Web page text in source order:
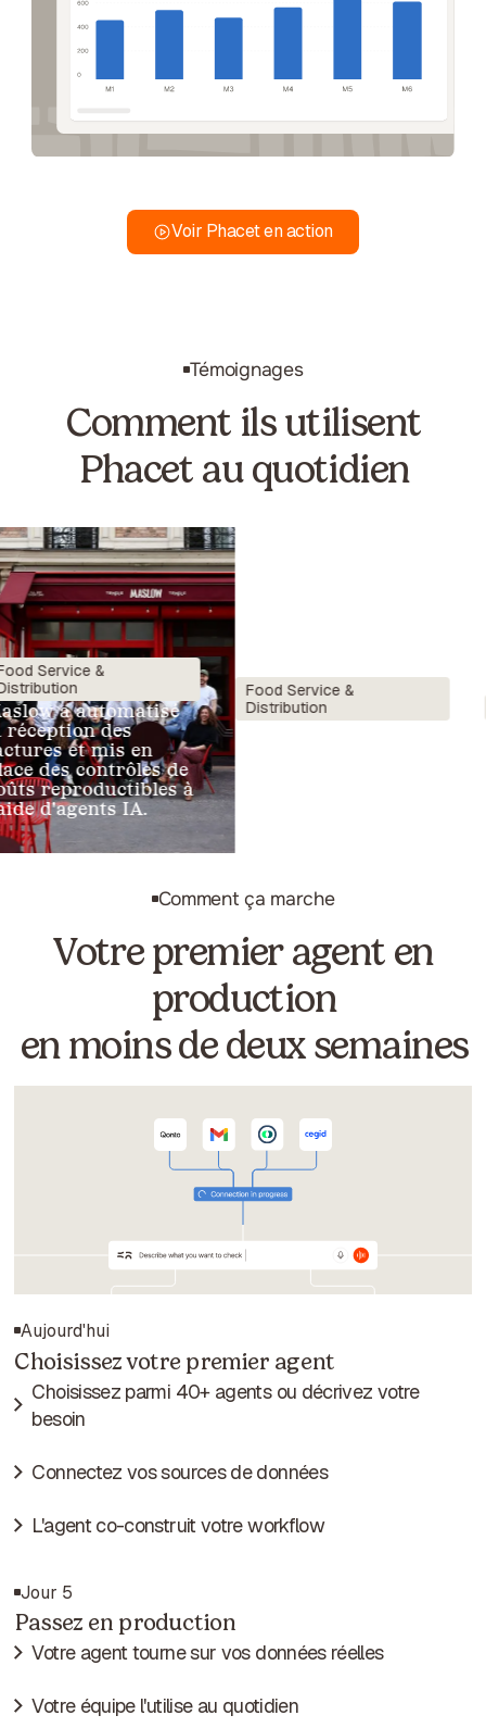
Voir Phacet en action
Témoignages
Comment ils utilisent
Phacet au quotidien
&
a automatisé
des
et mis en
contrôles de
reproductibles à
IA.
Food Service &
Distribution
"On voit exactement ce
qui est fait. Rien n'est
caché." - Alban Cacace,
Directeur des
opérations
Comment ça marche
Votre premier agent en
production
en moins de deux semaines
Aujourd'hui
Choisissez votre premier agent
Choisissez parmi 40+ agents ou décrivez votre
besoin
Connectez vos sources de données
L'agent co-construit votre workflow
Jour 5
Passez en production
Votre agent tourne sur vos données réelles
Votre équipe l'utilise au quotidien